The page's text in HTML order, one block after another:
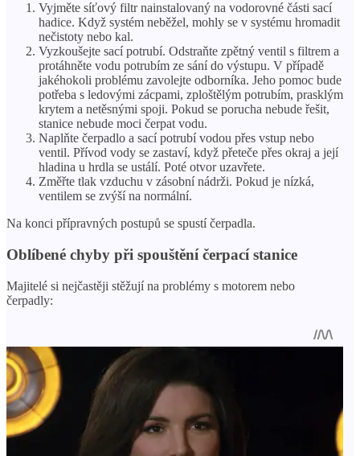
Vyjměte síťový filtr nainstalovaný na vodorovné části sací
hadice. Když systém neběžel, mohly se v systému hromadit
nečistoty nebo kal.
Vyzkoušejte sací potrubí. Odstraňte zpětný ventil s filtrem a
protáhněte vodu potrubím ze sání do výstupu. V případě
jakéhokoli problému zavolejte odborníka. Jeho pomoc bude
potřeba s ledovými zácpami, zploštělým potrubím, prasklým
krytem a netěsnými spoji. Pokud se porucha nebude řešit,
stanice nebude moci čerpat vodu.
Naplňte čerpadlo a sací potrubí vodou přes vstup nebo
ventil. Přívod vody se zastaví, když přeteče přes okraj a její
hladina u hrdla se ustálí. Poté otvor uzavřete.
Změřte tlak vzduchu v zásobní nádrži. Pokud je nízká,
ventilem se zvýší na normální.
Na konci přípravných postupů se spustí čerpadla.
Oblíbené chyby při spouštění čerpací stanice
Majitelé si nejčastěji stěžují na problémy s motorem nebo
čerpadly: